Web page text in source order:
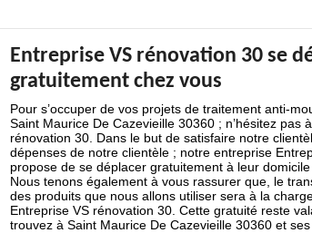
Entreprise VS rénovation 30 se
gratuitement chez vous
Pour s’occuper de vos projets de traitement anti-
Saint Maurice De Cazevieille 30360 ; n’hésitez pas
rénovation 30. Dans le but de satisfaire notre
dépenses de notre clientèle ; notre entreprise
propose de se déplacer gratuitement à leur
Nous tenons également à vous rassurer que, le
des produits que nous allons utiliser sera à la
Entreprise VS rénovation 30. Cette gratuité reste
trouvez à Saint Maurice De Cazevieille 30360 et ses